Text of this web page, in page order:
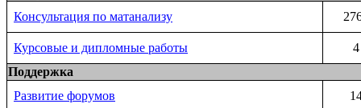
Консультация по матанализу
Курсовые и дипломные работы
4
Поддержка
Развитие форумов